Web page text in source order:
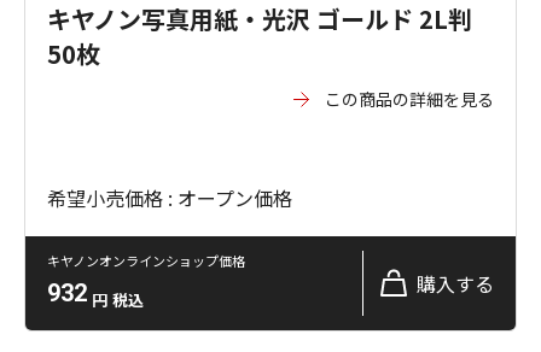
キヤノン写真用紙・光沢 ゴールド 2L判
50枚
この商品の詳細を見る
希望小売価格 : オープン価格
キヤノンオンラインショップ価格
932 円 税込
購入する